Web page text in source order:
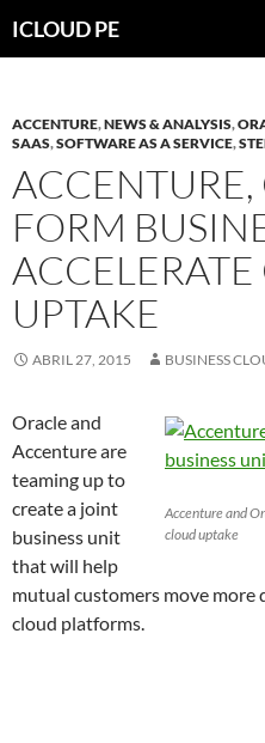
hacia
ICLOUD PE
ACCENTURE,NEWS & ANALYSIS,
SAAS,SOFTWARE AS A SERVICE,
ACCENTURE,
FORM
UPTAKE
ABRIL 27, 2015 BUSINESS
Accenture and
cloud uptake
Oracle and
Accenture are
teaming up to
create a joint
business unit
that will help
mutual customers move
cloud platforms.